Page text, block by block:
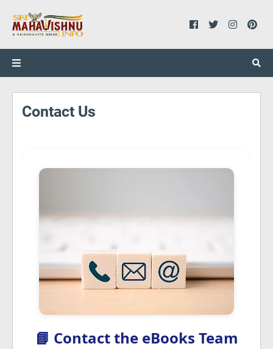
Contact Us
📘 Contact the eBooks Team